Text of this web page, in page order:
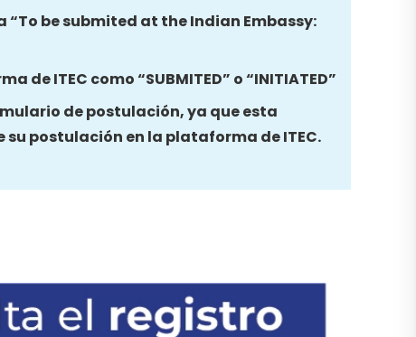
be submited at the Indian Embassy:
ITEC como “SUBMITED” o “INITIATED”
de postulación, ya que esta
postulación en la plataforma de ITEC.